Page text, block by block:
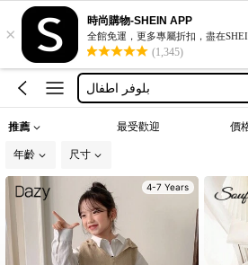
×
時尚購物-SHEIN APP
全館免運，更多專屬折扣，盡在
(1,345)
طقم صوف بناتي
طقم صوف 7 سنوات
بلوفر اطفال
キッズ セーター
推薦 最受歡迎 價
年齡 尺寸
4-7 Years